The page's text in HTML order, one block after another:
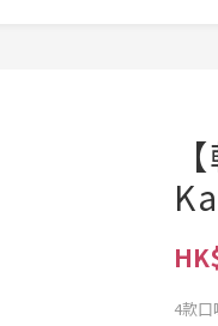
4款口